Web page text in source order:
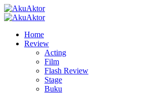
Home
Review
Acting
Film
Flash Review
Stage
Buku